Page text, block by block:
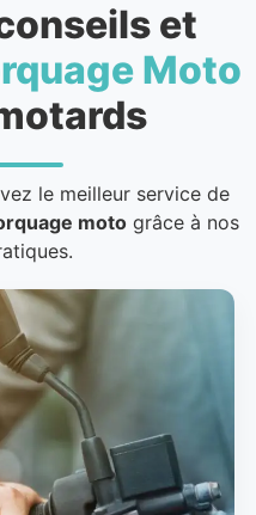
et
Moto
le meilleur service de
motogrâce à nos